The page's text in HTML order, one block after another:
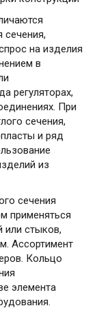
сечения,
на изделия
в
регуляторах,
При
сечения,
и ряд
из
сечения
применяться
или стыков,
Ассортимент
Кольцо
элемента